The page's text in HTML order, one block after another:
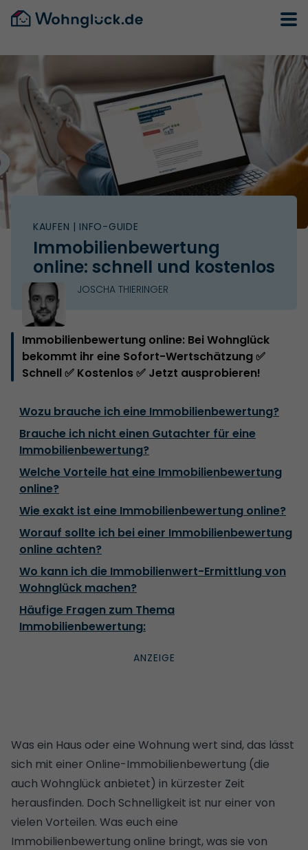
KAUFEN | INFO-GUIDE
Immobilienbewertung
online: schnell und kostenlos
JOSCHA THIERINGER
Immobilienbewertung online: Bei Wohnglück
bekommt ihr eine Sofort-Wertschätzung ✅
Schnell ✅ Kostenlos ✅ Jetzt ausprobieren!
Wozu brauche ich eine Immobilienbewertung?
Brauche ich nicht einen Gutachter für eine
Immobilienbewertung?
Welche Vorteile hat eine Immobilienbewertung
online?
Wie exakt ist eine Immobilienbewertung online?
Worauf sollte ich bei einer Immobilienbewertung
online achten?
Wo kann ich die Immobilienwert-Ermittlung von
Wohnglück machen?
Häufige Fragen zum Thema
Immobilienbewertung:
Was ein Haus oder eine Wohnung wert sind, das lässt
sich mit einer Online-Immobilienbewertung (die
auch Wohnglück anbietet) in kürzester Zeit
herausfinden. Doch Schnelligkeit ist nur einer von
vielen Vorteilen. Was euch eine
Immobilienbewertung online bringt, was sie von